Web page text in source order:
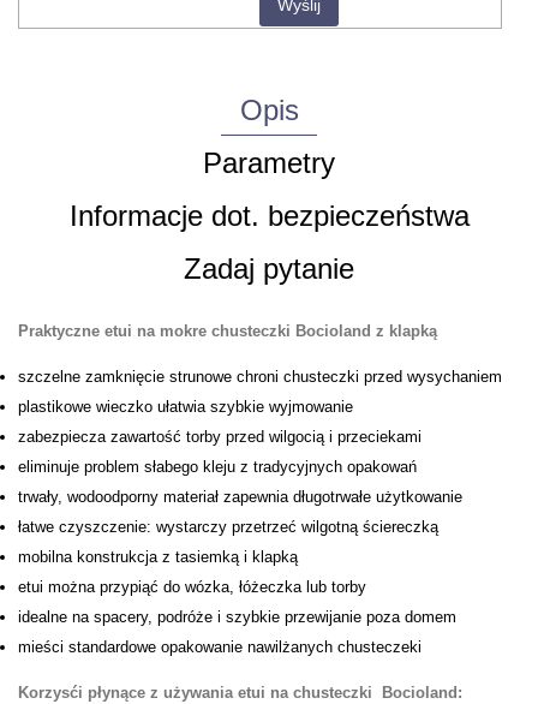
Wyślij
Opis
Parametry
Informacje dot. bezpieczeństwa
Zadaj pytanie
Praktyczne etui na mokre chusteczki Bocioland z klapką
szczelne zamknięcie strunowe chroni chusteczki przed wysychaniem
plastikowe wieczko ułatwia szybkie wyjmowanie
zabezpiecza zawartość torby przed wilgocią i przeciekami
eliminuje problem słabego kleju z tradycyjnych opakowań
trwały, wodoodporny materiał zapewnia długotrwałe użytkowanie
łatwe czyszczenie: wystarczy przetrzeć wilgotną ściereczką
mobilna konstrukcja z tasiemką i klapką
etui można przypiąć do wózka, łóżeczka lub torby
idealne na spacery, podróże i szybkie przewijanie poza domem
mieści standardowe opakowanie nawilżanych chusteczeki
Korzysći płynące z używania etui na chusteczki Bocioland: